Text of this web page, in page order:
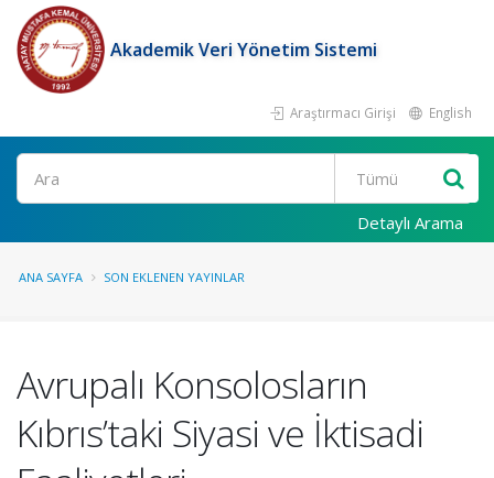
Akademik Veri Yönetim Sistemi
Araştırmacı Girişi English
Ara
Detaylı Arama
ANA SAYFA SON EKLENEN YAYINLAR
Avrupalı Konsolosların
Kıbrıs’taki Siyasi ve İktisadi